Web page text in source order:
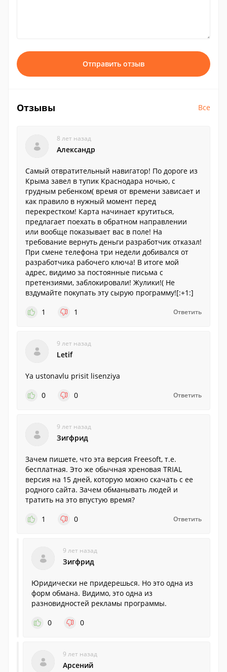
Отправить отзыв
Отзывы Все
8 лет назад
Александр
Самый отвратительный навигатор! По дороге из
Крыма завел в тупик Краснодара ночью, с
грудным ребенком( время от времени зависает и
как правило в нужный момент перед
перекрестком! Карта начинает крутиться,
предлагает поехать в обратном направлении
или вообще показывает вас в поле! На
требование вернуть деньги разработчик отказал!
При смене телефона три недели добивался от
разработчика рабочего ключа! В итоге мой
адрес, видимо за постоянные письма с
претензиями, заблокировали! Жулики!( Не
вздумайте покупать эту сырую программу![:+1:]
1
1 Ответить
9 лет назад
Letif
Ya ustonavlu prisit lisenziya
0
0 Ответить
9 лет назад
Зигфрид
Зачем пишете, что эта версия Freesoft, т.е.
бесплатная. Это же обычная хреновая TRIAL
версия на 15 дней, которую можно скачать с ее
родного сайта. Зачем обманывать людей и
тратить на это впустую время?
1
0 Ответить
9 лет назад
Зигфрид
Юридически не придерешься. Но это одна из
форм обмана. Видимо, это одна из
разновидностей рекламы программы.
0
0
9 лет назад
Арсений